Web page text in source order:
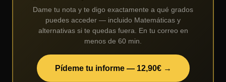
Dame tu nota y te digo exactamente a qué grados
puedes acceder — incluido Matemáticas y
alternativas si te quedas fuera. En tu correo en
menos de 60 min.
Pídeme tu informe — 12,90€ →